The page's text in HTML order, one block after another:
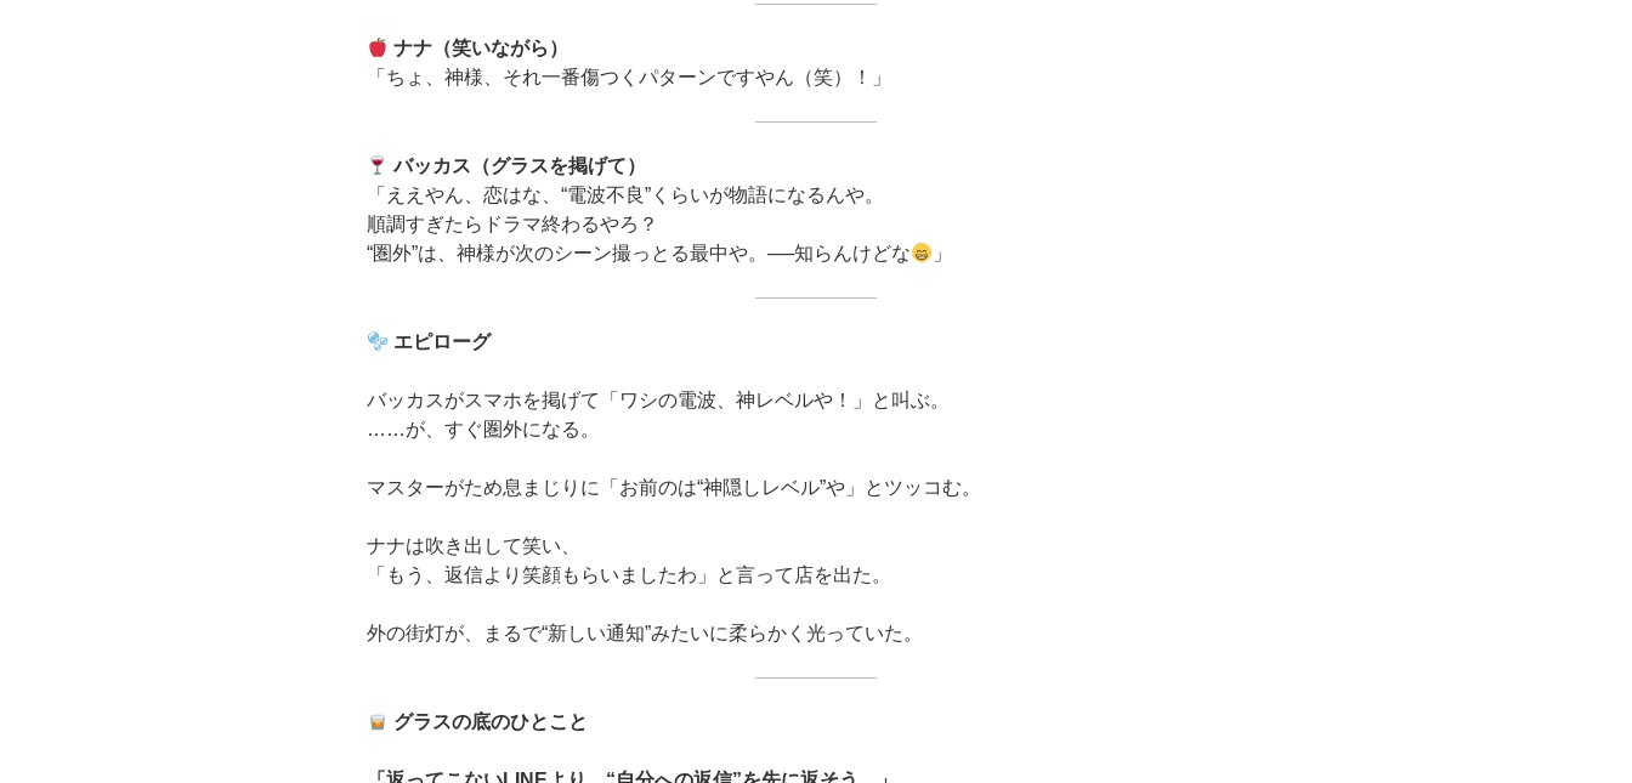
ナナ（笑いながら）
「ちょ、神様、それ一番傷つくパターンですやん（笑）！」
バッカス（グラスを掲げて）
「ええやん、恋はな、“電波不良”くらいが物語になるんや。
順調すぎたらドラマ終わるやろ？
“圏外”は、神様が次のシーン撮っとる最中や。──知らんけどな
」
エピローグ
バッカスがスマホを掲げて「ワシの電波、神レベルや！」と叫ぶ。
……が、すぐ圏外になる。
マスターがため息まじりに「お前のは“神隠しレベル”や」とツッコむ。
ナナは吹き出して笑い、
「もう、返信より笑顔もらいましたわ」と言って店を出た。
外の街灯が、まるで“新しい通知”みたいに柔らかく光っていた。
グラスの底のひとこと